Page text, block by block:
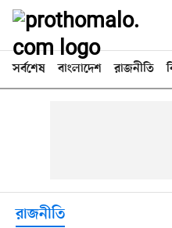
সর্বশেষ বাংলাদেশ রাজনীতি
রাজনীতি